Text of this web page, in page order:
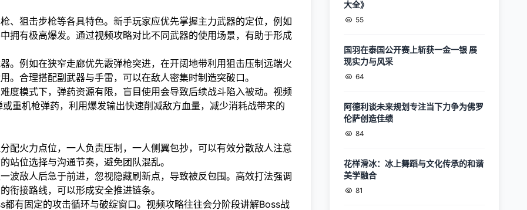
、狙击步枪等各具特色。新手玩家应优先掌握主力武器的定位，例如
拥有极高爆发。通过视频攻略对比不同武器的使用场景，有助于形成
。例如在狭窄走廊优先霰弹枪突进，在开阔地带利用狙击压制远端火
。合理搭配副武器与手雷，可以在敌人密集时制造突破口。
度模式下，弹药资源有限，盲目使用会导致后续战斗陷入被动。视频
重机枪弹药，利用爆发输出快速削减敌方血量，减少消耗战带来的
配火力点位，一人负责压制，一人侧翼包抄，可以有效分散敌人注意
站位选择与沟通节奏，避免团队混乱。
波敌人后急于前进，忽视隐藏刷新点，导致被反包围。高效打法强调
衔接路线，可以形成安全推进链条。
有固定的攻击循环与破绽窗口。视频攻略往往会分阶段讲解Boss战
大全》
55
国羽在泰国公开赛上斩获一金一银 展
现实力与风采
64
阿德利谈未来规划专注当下力争为佛罗
伦萨创造佳绩
84
花样滑冰：冰上舞蹈与文化传承的和谐
美学融合
81